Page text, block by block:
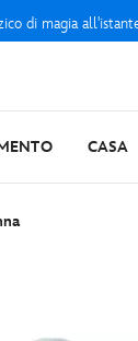
di magia
CASA